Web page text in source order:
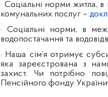
· Соціальні норми житла,
комунальних послуг –
·Соціальні норми, в
водопостачання та
· Наша сім’я отримує
яка зареєстрована з
захист. Чи потрібно
Пенсійного фонду